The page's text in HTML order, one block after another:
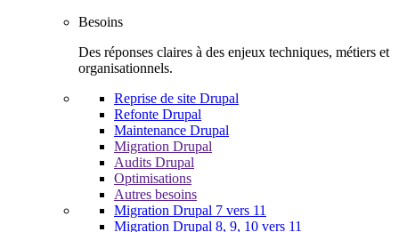
Besoins
Des réponses claires à des enjeux techniques, métiers et
organisationnels.
Reprise de site Drupal
Refonte Drupal
Maintenance Drupal
Migration Drupal
Audits Drupal
Optimisations
Autres besoins
Migration Drupal 7 vers 11
Migration Drupal 8, 9, 10 vers 11